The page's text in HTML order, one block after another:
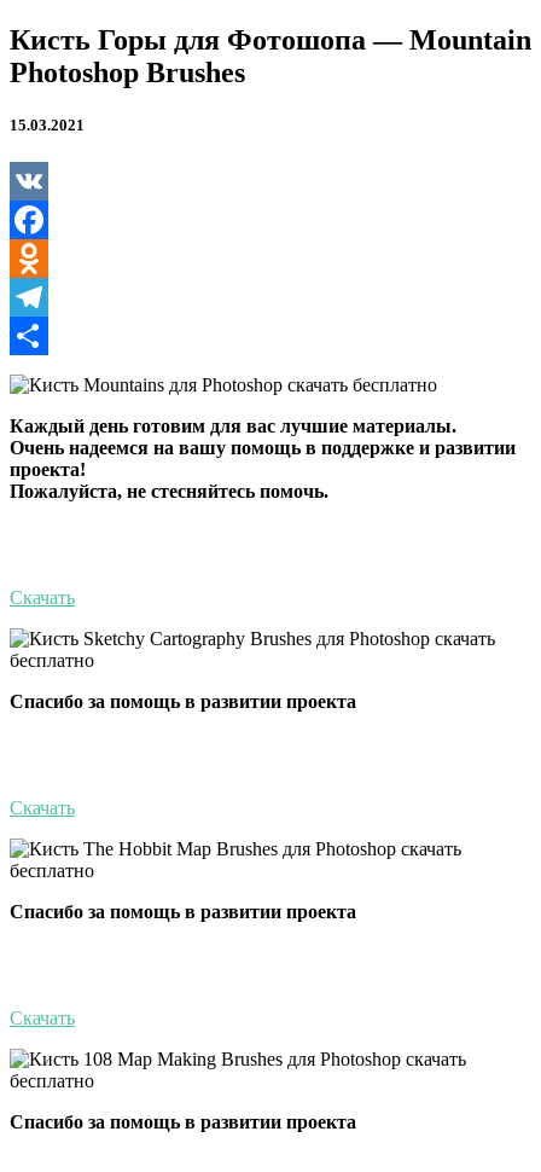
Кисть
Горы
для
—
Photoshop
Brushes
Кисть Горы для Фотошопа — Mountain
Photoshop Brushes
15.03.2021
VK
Facebook
Odnoklassniki
Telegram
Отправить
Каждый день готовим для вас лучшие материалы.
Очень надеемся на вашу помощь в поддержке и развитии
проекта!
Пожалуйста, не стесняйтесь помочь.
Скачать
Спасибо за помощь в развитии проекта
Скачать
Спасибо за помощь в развитии проекта
Скачать
Спасибо за помощь в развитии проекта